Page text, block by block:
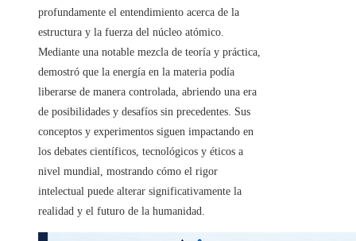
profundamente el entendimiento acerca de la
estructura y la fuerza del núcleo atómico.
Mediante una notable mezcla de teoría y práctica,
demostró que la energía en la materia podía
liberarse de manera controlada, abriendo una era
de posibilidades y desafíos sin precedentes. Sus
conceptos y experimentos siguen impactando en
los debates científicos, tecnológicos y éticos a
nivel mundial, mostrando cómo el rigor
intelectual puede alterar significativamente la
realidad y el futuro de la humanidad.